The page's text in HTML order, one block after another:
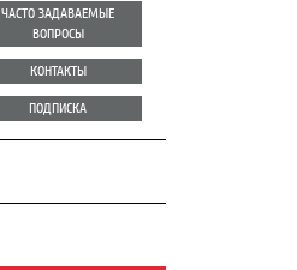
ЧАСТО ЗАДАВАЕМЫЕ
ВОПРОСЫ
КОНТАКТЫ
ПОДПИСКА